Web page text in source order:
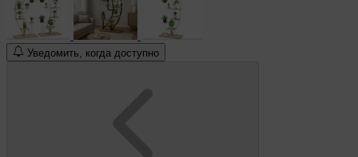
Уведомить, когда доступно